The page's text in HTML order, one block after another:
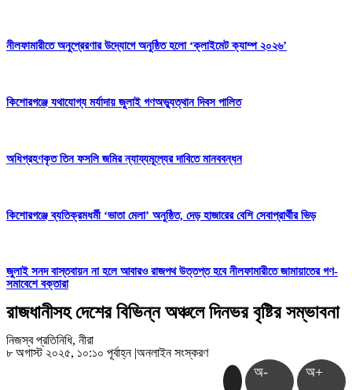
নীলফামারীতে অনুপ্রেরণার উদ্যোগে অনুষ্ঠিত হলো ‘ক্লাইমেট ক্যাম্প ২০২৬’
কিশোরগঞ্জে যথাযোগ্য মর্যাদায় জুলাই গণঅভ্যুত্থান দিবস পালিত
অধিগ্রহণকৃত তিন ফসলি জমির ন্যায্যমূল্যের দাবিতে মানববন্ধন
কিশোরগঞ্জে ব্যতিক্রমধর্মী ‘ভাতা মেলা’ অনুষ্ঠিত, দেড় হাজারের বেশি সেবাপ্রার্থীর ভিড়
জুলাই সনদ বাস্তবায়ন না হলে আবারও রাজপথ উত্তপ্ত হবে নীলফামারীতে জামায়াতের গণ-
সমাবেশে বক্তারা
রাজধানীসহ দেশের বিভিন্ন অঞ্চলে দিনভর বৃষ্টির সম্ভাবনা
নিজস্ব প্রতিনিধি, নীরা
৮ অগাস্ট ২০২৫, ১০:১০ পূর্বাহ্ন |অনলাইন সংস্করণ
অ- অ+